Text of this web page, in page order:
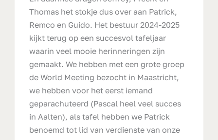
Thomas het stokje dus over aan Patrick,
Remco en Guido. Het bestuur 2024-2025
kijkt terug op een succesvol tafeljaar
waarin veel mooie herinneringen zijn
gemaakt. We hebben met een grote groep
de World Meeting bezocht in Maastricht,
we hebben voor het eerst iemand
geparachuteerd (Pascal heel veel succes
in Aalten), als tafel hebben we Patrick
benoemd tot lid van verdienste van onze